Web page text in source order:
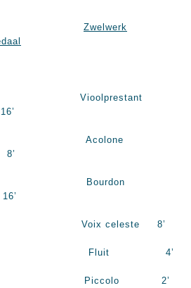
Zwelwerk
Vioolprestant
8’ Acolone
Bourdon
Voix celeste 8’
4’ Fluit 4’
2’ Piccolo 2’